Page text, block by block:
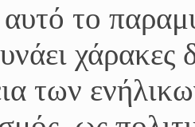
το
χάρακες
των